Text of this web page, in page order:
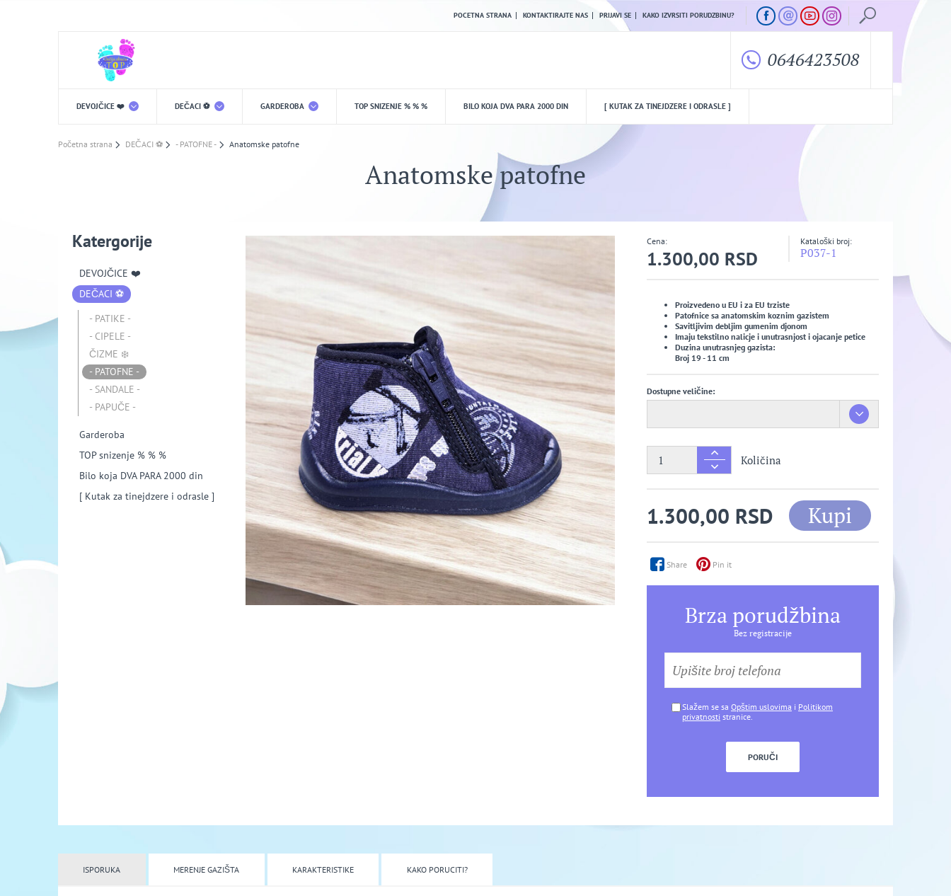
POCETNA STRANA KONTAKTIRAJTE NAS PRIJAVI SE KAKO IZVRSITI PORUDZBINU?
0646423508
DEVOJČICE ❤️ DEČACI ⚽️ GARDEROBA TOP SNIZENJE % % % BILO KOJA DVA PARA 2000 DIN [ KUTAK ZA TINEJDZERE I ODRASLE ]
Početna strana DEČACI ⚽️ - PATOFNE - Anatomske patofne
Anatomske patofne
Katergorije
DEVOJČICE ❤️
DEČACI ⚽️
- PATIKE -
- CIPELE -
ČIZME ❄️
- PATOFNE -
- SANDALE -
- PAPUČE -
Garderoba
TOP snizenje % % %
Bilo koja DVA PARA 2000 din
[ Kutak za tinejdzere i odrasle ]
Cena:
1.300,00 RSD
Kataloški broj:
P037-1
Proizvedeno u EU i za EU trziste
Patofnice sa anatomskim koznim gazistem
Savitljivim debljim gumenim djonom
Imaju tekstilno nalicje i unutrasnjost i ojacanje petice
Duzina unutrasnjeg gazista:
Broj 19 - 11 cm
Dostupne veličine:
Količina
1.300,00 RSD Kupi
Share Pin it
Brza porudžbina
Bez registracije
Slažem se sa Opštim uslovima i Politikom
privatnosti stranice.
ISPORUKA MERENJE GAZIŠTA KARAKTERISTIKE KAKO PORUCITI?